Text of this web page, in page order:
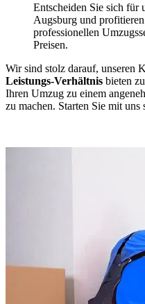
Entscheiden Sie sich für
Augsburg und
professionellen
Preisen.
Wir sind stolz darauf, unseren
Leistungs-Verhältnis bieten
Ihren Umzug zu einem
zu machen. Starten Sie mit